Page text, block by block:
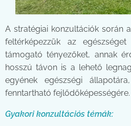
A stratégiai konzultációk során
feltérképezzük az
támogató tényezőket, annak
hosszú távon is a lehető
egyének egészségi
fenntartható fejlődőképességére.
Gyakori konzultációs témák: